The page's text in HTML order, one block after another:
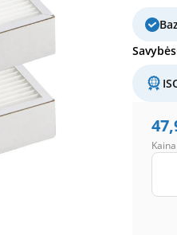
Savybės